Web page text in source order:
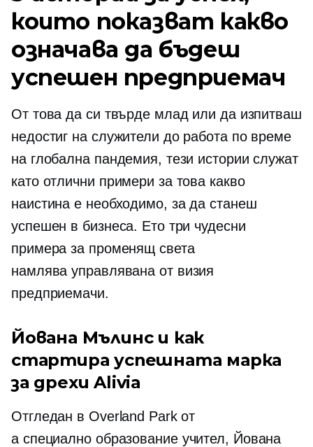
които показват какво
означава да бъдеш
успешен предприемач
От това да си твърде млад или да изпитваш
недостиг на служители до работа по време
на глобална пандемия, тези истории служат
като отлични примери за това какво
наистина е необходимо, за да станеш
успешен в бизнеса. Ето три чудесни
примера за променящ света
намлявауправлявана от визия
предприемачи.
Йована Мълинс и как
стартира успешната марка
за дрехи Alivia
Отгледан в Overland Park от
a специално образованиеучител, Йована